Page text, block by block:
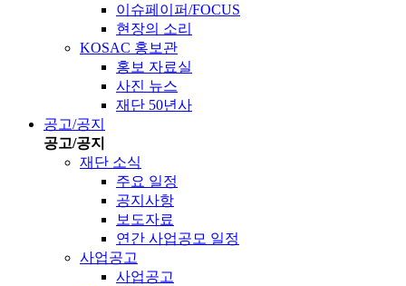
이슈페이퍼/FOCUS
현장의 소리
KOSAC 홍보관
홍보 자료실
사진 뉴스
재단 50년사
공고/공지
공고/공지
재단 소식
주요 일정
공지사항
보도자료
연간 사업공모 일정
사업공고
사업공고